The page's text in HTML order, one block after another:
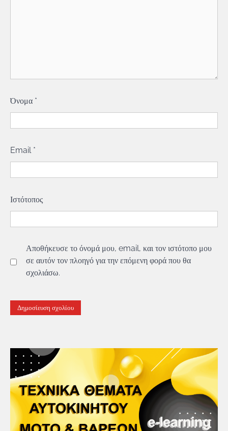
Όνομα *
Email *
Ιστότοπος
Αποθήκευσε το όνομά μου, email, και τον ιστότοπο μου
σε αυτόν τον πλοηγό για την επόμενη φορά που θα
σχολιάσω.